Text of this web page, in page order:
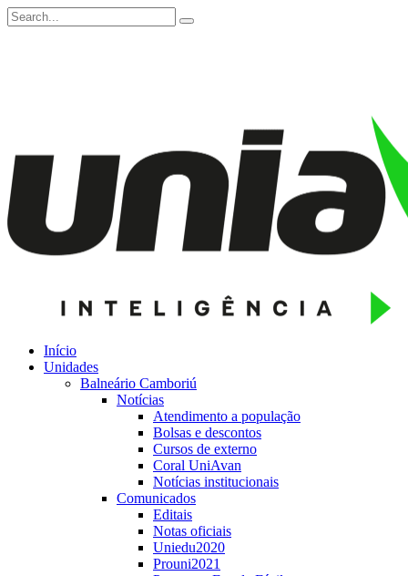
Início
Unidades
Balneário Camboriú
Notícias
Atendimento a população
Bolsas e descontos
Cursos de externo
Coral UniAvan
Notícias institucionais
Comunicados
Editais
Notas oficiais
Uniedu2020
Prouni2021